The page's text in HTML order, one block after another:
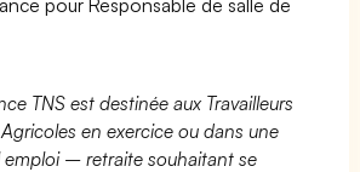
TNS est destinée aux Travailleurs
en exercice ou dans une
– retraite souhaitant se